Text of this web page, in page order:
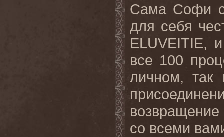
Сама Софи
для себя
ELUVEITIE,
все 100
личном, так
со всеми